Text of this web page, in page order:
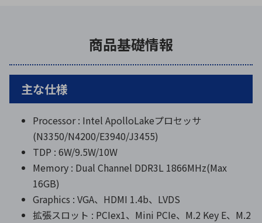
商品基礎情報
主な仕様
Processor : Intel ApolloLakeプロセッサ
(N3350/N4200/E3940/J3455)
TDP : 6W/9.5W/10W
Memory : Dual Channel DDR3L 1866MHz(Max
16GB)
Graphics : VGA、HDMI 1.4b、LVDS
拡張スロット : PCIex1、Mini PCIe、M.2 Key E、M.2